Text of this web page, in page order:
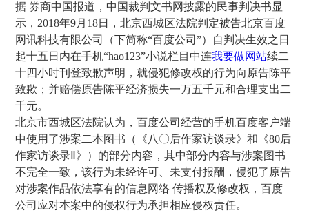
据 券商中国报道，中国裁判文书网披露的民事判决书显
示，2018年9月18日， 北京西城区法院判定被告北京百度
网讯科技有限公司（下简称“百度公司”）自判决生效之日
起十五日内在手机“hao123”小说栏目中连我要做网站续二
十四小时刊登致歉声明，就侵犯修改权的行为向原告陈平
致歉；并赔偿原告陈平经济损失一万五千元和合理支出二
千元。
北京市西城区法院认为，百度公司经营的手机百度客户端
中使用了涉案二本图书（《八〇后作家访 谈录》和《80后
作家访谈录Ⅱ》）的部分内容，其中部 分内容与涉案图书
不完全一致， 该行为未经许可、未支付报酬，侵犯了原告
对涉案作品依法享有的信息网络 传播权及修改权，百度
公 司应对本案中的侵权行为承担相应侵权责任。